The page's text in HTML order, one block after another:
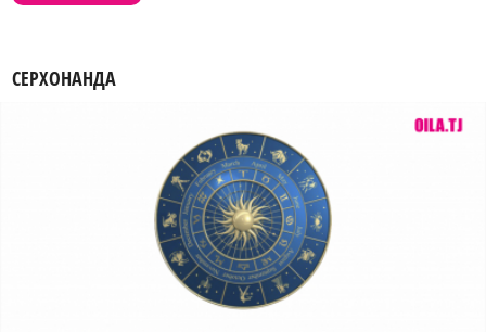
СЕРХОНАНДА